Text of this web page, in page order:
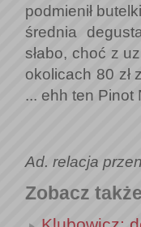
podmienił
średnia
słabo, choć z
okolicach 80 zł
... ehh ten Pinot
Ad. relacja
Zobacz